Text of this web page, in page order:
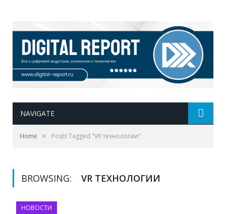
NAVIGATE
Home » Posts Tagged "VR технологии"
BROWSING: VR ТЕХНОЛОГИИ
НОВОСТИ